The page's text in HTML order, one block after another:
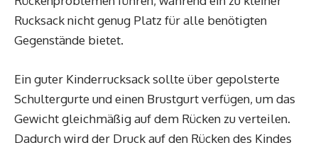
Rucksack nicht genug Platz für alle benötigten
Gegenstände bietet.
Ein guter Kinderrucksack sollte über gepolsterte
Schultergurte und einen Brustgurt verfügen, um das
Gewicht gleichmäßig auf dem Rücken zu verteilen.
Dadurch wird der Druck auf den Rücken des Kindes